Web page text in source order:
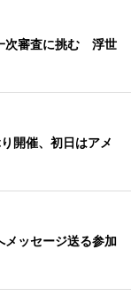
次審査に挑む 浮世
開催、初日はアメ
ッセージ送る参加